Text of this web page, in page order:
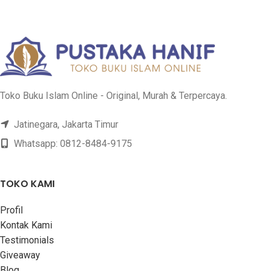
Toko Buku Islam Online - Original, Murah & Terpercaya.
Jatinegara, Jakarta Timur
Whatsapp: 0812-8484-9175
TOKO KAMI
Profil
Kontak Kami
Testimonials
Giveaway